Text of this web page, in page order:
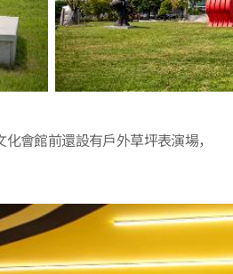
會館前還設有戶外草坪表演場，